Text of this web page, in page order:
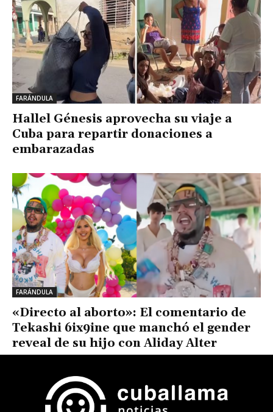
FARÁNDULA
Hallel Génesis aprovecha su viaje a
Cuba para repartir donaciones a
embarazadas
FARÁNDULA
«Directo al aborto»: El comentario de
Tekashi 6ix9ine que manchó el gender
reveal de su hijo con Aliday Alter